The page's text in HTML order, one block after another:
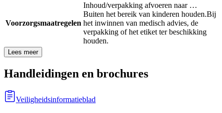
Voorzorgsmaatregelen
Inhoud/verpakking afvoeren naar …
Buiten het bereik van kinderen houden.Bij
het inwinnen van medisch advies, de
verpakking of het etiket ter beschikking
houden.
Lees meer
Handleidingen en brochures
Veiligheidsinformatieblad